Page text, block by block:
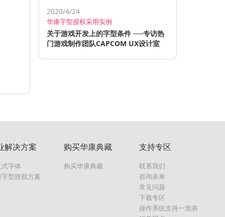
2020/4/24
华康字型授权采用实例
关于游戏开发上的字型条件 ──专访热
门游戏制作团队CAPCOM UX设计室
解决方案
字体
型授权方案
购买华康典藏
购买华康典藏
支持专区
联系我们
咨询表单
常见问题
下载专区
操作系统支持一览表